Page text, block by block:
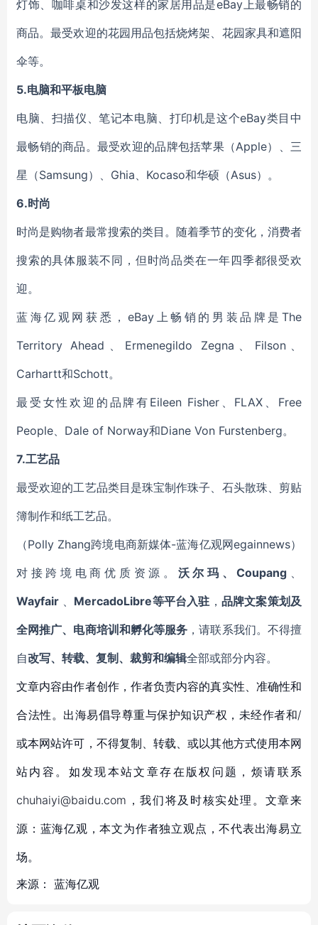
灯饰、咖啡桌和沙发这样的家居用品是eBay上最畅销的
商品。最受欢迎的花园用品包括烧烤架、花园家具和遮阳
伞等。
5.电脑和平板电脑
电脑、扫描仪、笔记本电脑、打印机是这个eBay类目中
最畅销的商品。最受欢迎的品牌包括苹果（Apple）
、三
星 （Samsung） 、Ghia、Kocaso和华硕 （Asus） 。
6.时尚
时尚是购物者最常搜索的类目 。随着季节的变化， 消费者
搜索的具体服装不同，但 时尚品类在一年四季都很受欢
迎。
蓝海亿观网获悉， eBay上畅销的男装品牌是The
Territory Ahead、Ermenegildo Zegna、Filson、
Carhartt和Schott。
最受女性欢迎的品牌有Eileen Fisher、FLAX、Free
People、Dale of Norway和Diane Von Furstenberg。
7.工艺品
最受欢迎的工艺品类目 是珠宝制作珠子、 石头散珠、 剪贴
簿制作和纸工艺品。
（Polly Zhang跨境电商新媒体-蓝海亿观网egainnews）
对接跨境电商优质资源。 沃尔玛、Coupang 、
Wayfair 、 MercadoLibre等平台入驻 ， 品牌文案策划及
全网推广、电商培训和孵化等服务 ，请联系我们。不得擅
自改写、转载、复制、裁剪和编辑全部或部分内容。
文章内容由作者创作，作者负责内容的真实性、准确性和
合法性。出海易倡导尊重与保护知识产权，未经作者和/
或本网站许可，不得复制、转载、或以其他方式使用本网
站内容。如发现本站文章存在版权问题，烦请联系
chuhaiyi@baidu.com，我们将及时核实处理。文章来
源：蓝海亿观，本文为作者独立观点，不代表出海易立
场。
来源： 蓝海亿观